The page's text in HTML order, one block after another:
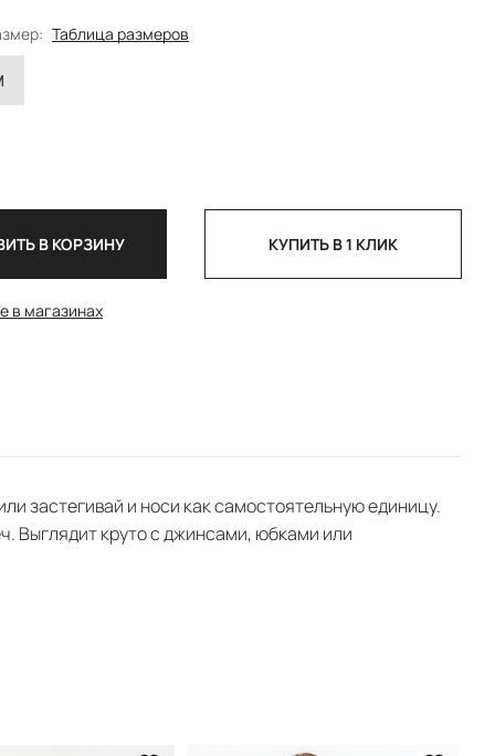
Таблица размеров
В КОРЗИНУ КУПИТЬ В 1 КЛИК
в магазинах
застегивай и носи как самостоятельную единицу.
Выглядит круто с джинсами, юбками или